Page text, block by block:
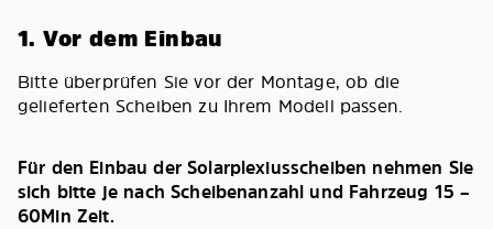
1. Vor dem Einbau
Bitte überprüfen Sie vor der Montage, ob die
gelieferten Scheiben zu Ihrem Modell passen.
Für den Einbau der Solarplexiusscheiben nehmen Sie
sich bitte je nach Scheibenanzahl und Fahrzeug 15 –
60Min Zeit.